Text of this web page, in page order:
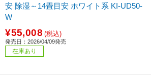
安 除湿～14畳目安 ホワイト系 KI-UD50-
W
¥55,008 (税込)
発売日：2026/04/09発売
在庫あり